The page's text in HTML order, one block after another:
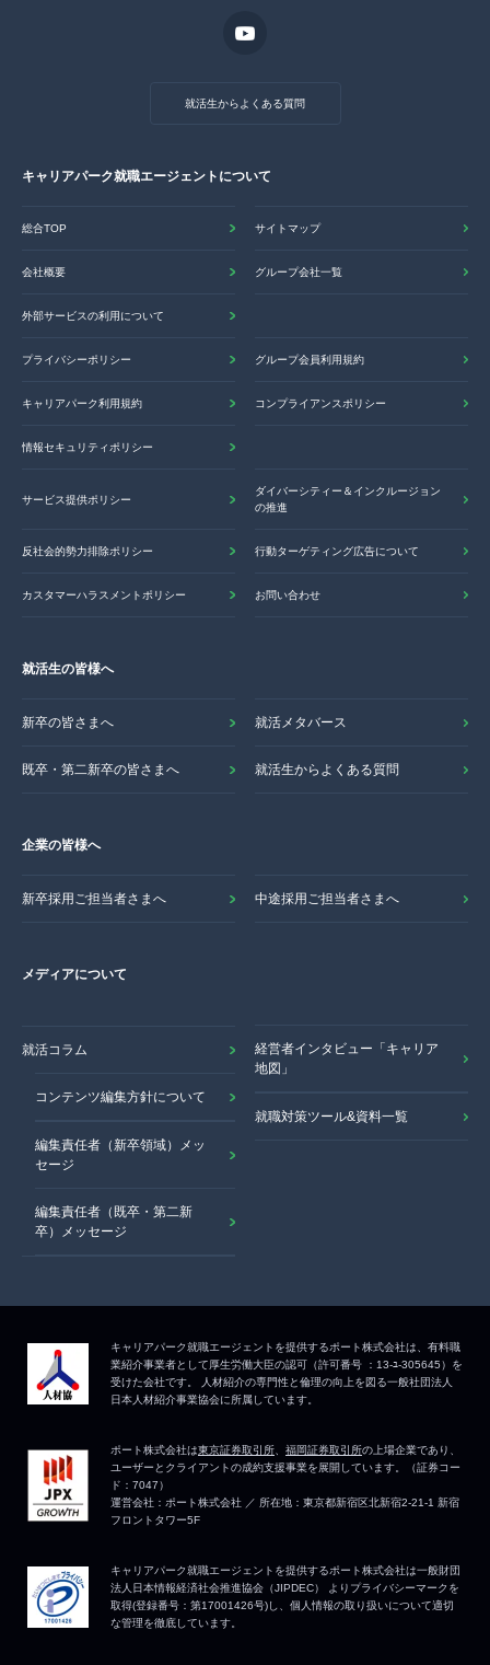
就活生からよくある質問
キャリアパーク就職エージェントについて
総合TOP サイトマップ
会社概要 グループ会社一覧
外部サービスの利用について
プライバシーポリシー グループ会員利用規約
キャリアパーク利用規約 コンプライアンスポリシー
情報セキュリティポリシー
サービス提供ポリシー
ダイバーシティー＆インクルージョン
の推進
反社会的勢力排除ポリシー 行動ターゲティング広告について
カスタマーハラスメントポリシー お問い合わせ
就活生の皆様へ
新卒の皆さまへ 就活メタバース
既卒・第二新卒の皆さまへ 就活生からよくある質問
企業の皆様へ
新卒採用ご担当者さまへ 中途採用ご担当者さまへ
メディアについて
就活コラム
コンテンツ編集方針について
編集責任者（新卒領域）メッ
セージ
編集責任者（既卒・第二新
卒）メッセージ
経営者インタビュー「キャリア
地図」
就職対策ツール&資料一覧